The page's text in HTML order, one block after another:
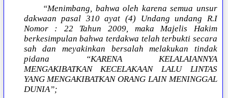
“Menimbang, bahwa oleh karena semua unsur
dakwaan pasal 310 ayat (4) Undang undang R.I
Nomor : 22 Tahun 2009, maka Majelis Hakim
berkesimpulan bahwa terdakwa telah terbukti secara
sah dan meyakinkan bersalah melakukan tindak
pidana “KARENA KELALAIANNYA
MENGAKIBATKAN KECELAKAAN LALU LINTAS
YANG MENGAKIBATKAN ORANG LAIN MENINGGAL
DUNIA”;